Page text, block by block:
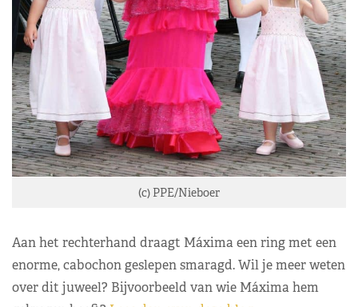
(c) PPE/Nieboer
Aan het rechterhand draagt Máxima een ring met een
enorme, cabochon geslepen smaragd. Wil je meer weten
over dit juweel? Bijvoorbeeld van wie Máxima hem